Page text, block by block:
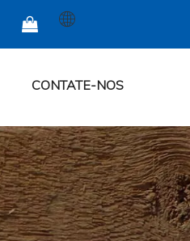

CONTATE-NOS